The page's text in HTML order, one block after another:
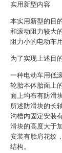
实用新型内容
本实用新型的目
和滚动阻力较大
阻力小的电动车
为了实现上述目
一种电动车用低
轮胎本体胎面上
面上均布有防滑
所述防滑块的长
沟槽内固定安装
滑块的高度大于
安装有胎肩花纹
结构。